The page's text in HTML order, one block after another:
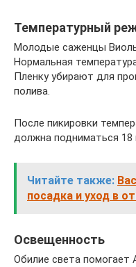
Температурный
Молодые саженцы
Нормальная
Пленку убирают для
полива.
После пикировки
должна подниматься 18
Читайте также:
посадка и уход в
Освещенность
Обилие света